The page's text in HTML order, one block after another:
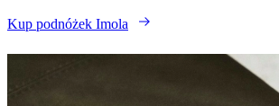
Kup podnóżek Imola